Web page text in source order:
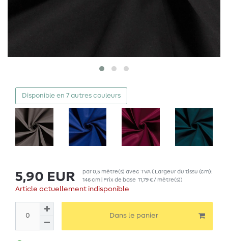
Disponible en 7 autres couleurs
5,90 EUR par0,5 mètre(s) avec TVA( Largeur du tissu (cm):
146 cm | Prix de base 11,79 € / mètre(s))
Article actuellement indisponible
Dans le panier